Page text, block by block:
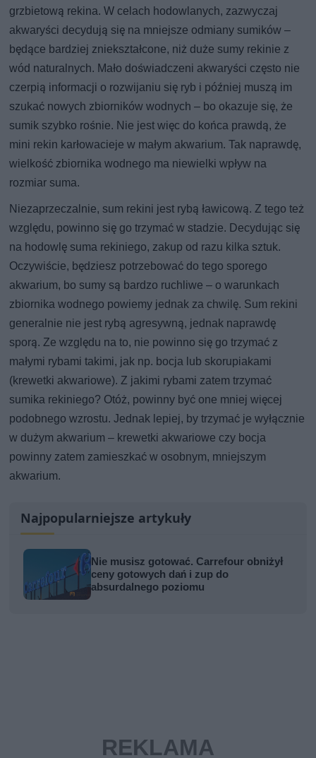
grzbietową rekina. W celach hodowlanych, zazwyczaj
akwaryści decydują się na mniejsze odmiany sumików –
będące bardziej zniekształcone, niż duże sumy rekinie z
wód naturalnych. Mało doświadczeni akwaryści często nie
czerpią informacji o rozwijaniu się ryb i później muszą im
szukać nowych zbiorników wodnych – bo okazuje się, że
sumik szybko rośnie. Nie jest więc do końca prawdą, że
mini rekin karłowacieje w małym akwarium. Tak naprawdę,
wielkość zbiornika wodnego ma niewielki wpływ na
rozmiar suma.
Niezaprzeczalnie, sum rekini jest rybą ławicową. Z tego też
względu, powinno się go trzymać w stadzie. Decydując się
na hodowlę suma rekiniego, zakup od razu kilka sztuk.
Oczywiście, będziesz potrzebować do tego sporego
akwarium, bo sumy są bardzo ruchliwe – o warunkach
zbiornika wodnego powiemy jednak za chwilę. Sum rekini
generalnie nie jest rybą agresywną, jednak naprawdę
sporą. Ze względu na to, nie powinno się go trzymać z
małymi rybami takimi, jak np. bocja lub skorupiakami
(krewetki akwariowe). Z jakimi rybami zatem trzymać
sumika rekiniego? Otóż, powinny być one mniej więcej
podobnego wzrostu. Jednak lepiej, by trzymać je wyłącznie
w dużym akwarium – krewetki akwariowe czy bocja
powinny zatem zamieszkać w osobnym, mniejszym
akwarium.
Najpopularniejsze artykuły
Nie musisz gotować. Carrefour obniżył
ceny gotowych dań i zup do
absurdalnego poziomu